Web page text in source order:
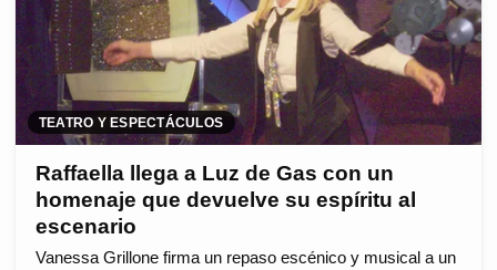
TEATRO Y ESPECTÁCULOS
Raffaella llega a Luz de Gas con un
homenaje que devuelve su espíritu al
escenario
Vanessa Grillone firma un repaso escénico y musical a un